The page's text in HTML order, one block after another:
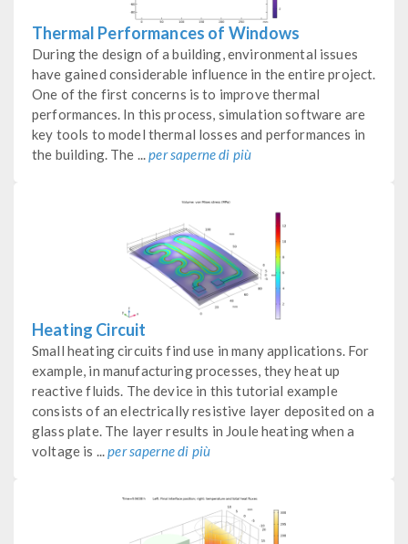
Thermal Performances of Windows
During the design of a building, environmental issues
have gained considerable influence in the entire project.
One of the first concerns is to improve thermal
performances. In this process, simulation software are
key tools to model thermal losses and performances in
the building. The ...per saperne di più
Heating Circuit
Small heating circuits find use in many applications. For
example, in manufacturing processes, they heat up
reactive fluids. The device in this tutorial example
consists of an electrically resistive layer deposited on a
glass plate. The layer results in Joule heating when a
voltage is ...per saperne di più